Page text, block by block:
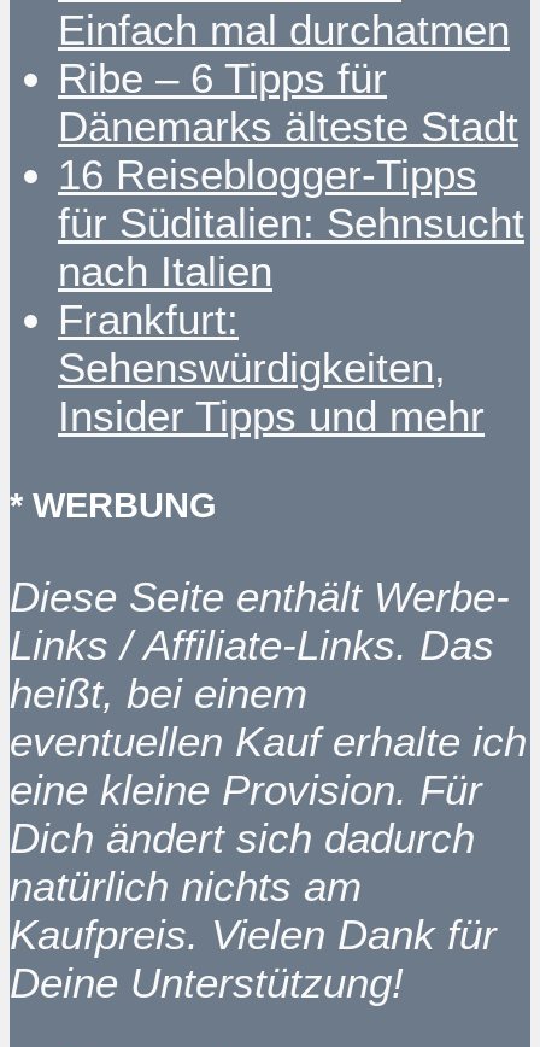
Einfach mal durchatmen
Ribe – 6 Tipps für
Dänemarks älteste Stadt
16 Reiseblogger-Tipps
für Süditalien: Sehnsucht
nach Italien
Frankfurt:
Sehenswürdigkeiten,
Insider Tipps und mehr
* WERBUNG
Diese Seite enthält Werbe-
Links / Affiliate-Links. Das
heißt, bei einem
eventuellen Kauf erhalte ich
eine kleine Provision. Für
Dich ändert sich dadurch
natürlich nichts am
Kaufpreis. Vielen Dank für
Deine Unterstützung!